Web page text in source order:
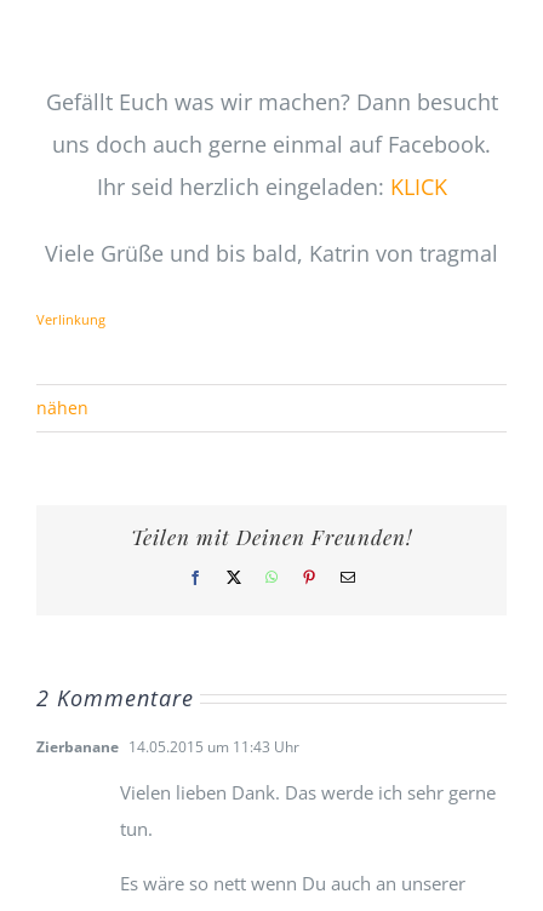
Gefällt Euch was wir machen? Dann besucht
uns doch auch gerne einmal auf Facebook.
Ihr seid herzlich eingeladen: KLICK
Viele Grüße und bis bald, Katrin von tragmal
Verlinkung
nähen
Teilen mit Deinen Freunden!
Facebook WhatsAppPinterestE-
2 Kommentare
Zierbanane 14.05.2015 um 11:43 Uhr
Vielen lieben Dank. Das werde ich sehr gerne
tun.
Es wäre so nett wenn Du auch an unserer